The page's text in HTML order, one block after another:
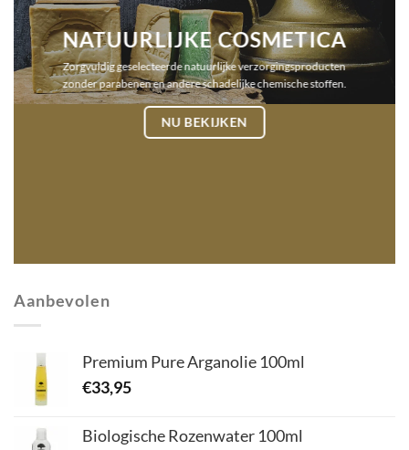
NATUURLIJKE COSMETICA
Zorgvuldig geselecteerde natuurlijke verzorgingsproducten
zonder parabenen en andere schadelijke chemische stoffen.
NU BEKIJKEN
Aanbevolen
Premium Pure Arganolie 100ml
€33,95
Biologische Rozenwater 100ml